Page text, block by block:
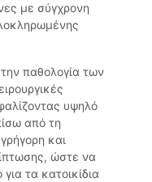
με σύγχρονη
παθολογία των
υψηλό
από τη
και
ώστε να
τα κατοικίδια